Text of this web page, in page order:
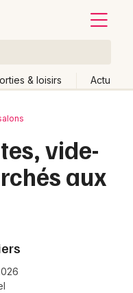
& loisirs Actu
vide-
aux
Effacer les dates